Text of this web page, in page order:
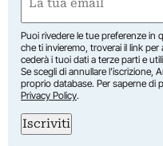
(Required)
Puoi rivedere le tue preferenze in
che ti invieremo, troverai il link
cederà i tuoi dati a terze parti e
Se scegli di annullare l’iscrizione,
proprio database. Per saperne di
Privacy Policy.
Iscriviti